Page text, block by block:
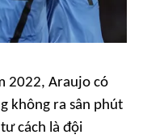
2022, Araujo có
không ra sân phút
cách là đội